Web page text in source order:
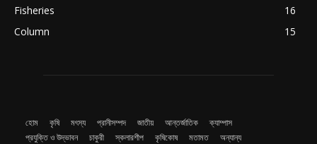
Fisheries
16
Column
15
হোম কৃষি মৎস্য প্রানীসম্পদ জাতীয় আন্তর্জাতিক
ক্যাম্পাস
প্রযুক্তি ও উদ্ভাবন
চাকুরী স্কলারশীপ কৃষিকোষ মতামত অন্যান্য